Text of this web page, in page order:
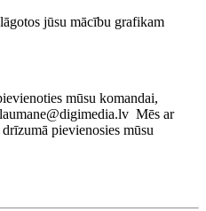
jūsu mācību grafikam
mūsu komandai,
Mēs ar
pievienosies mūsu